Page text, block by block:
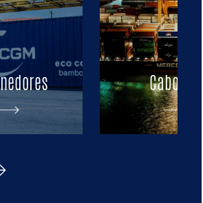
Cabotaje